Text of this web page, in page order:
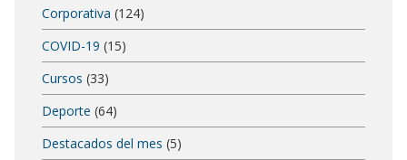
Corporativa (124)
COVID-19 (15)
Cursos (33)
Deporte (64)
Destacados del mes (5)